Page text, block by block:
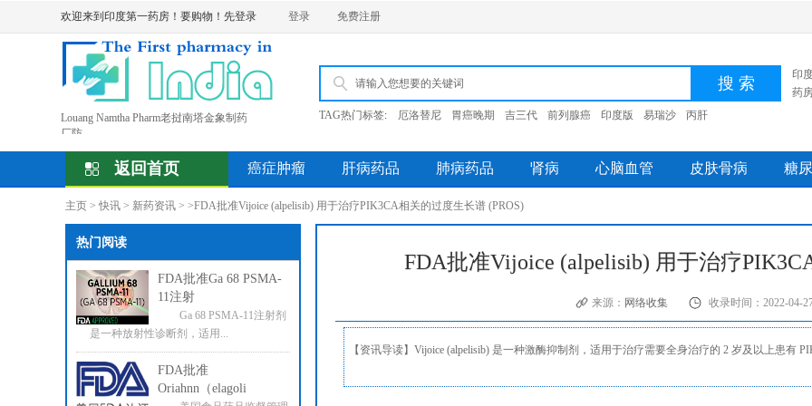
欢迎来到印度第一药房！要购物！先登录 登录 免费注册
Louang Namtha Pharm老挝南塔金象制药
厂防
孟加拉BEACON碧康制药公司产品价格
老挝东盟制药Ventok威托克Venetoclax维
SORAFENAT印度索拉非尼Sorafenib（多
吉美
受全球COVID 19影响印度直邮时效将超
印
药
TAG热门标签: 厄洛替尼 胃癌晚期 吉三代 前列腺癌 印度版 易瑞沙 丙肝
返回首页 癌症肿瘤 肝病药品 肺病药品 肾病 心脑血管 皮肤骨病 糖
主页 > 快讯 > 新药资讯 > >FDA批准Vijoice (alpelisib) 用于治疗PIK3CA相关的过度生长谱 (PROS)
热门阅读
FDA批准Ga 68 PSMA-
11注射
Ga 68 PSMA-11注射剂
是一种放射性诊断剂，适用...
FDA批准
Oriahnn（elagoli
FDA批准Vijoice (alpelisib) 用于治疗
来源： 网络收集 收录时间：2022-04-
【资讯导读】Vijoice (alpelisib) 是一种激酶抑制剂，适用于治疗需要全身治疗的 2 岁及以上患有